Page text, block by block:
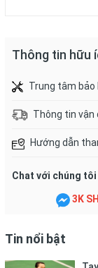
Thông tin hữu
Trung tâm bảo
Thông tin vận
Hướng dẫn
Chat với chúng tôi
3K
Tin nổi bật